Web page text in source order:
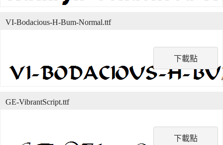
下載點
VI-Bodacious-H-Bum-Normal.ttf
下載點
GE-VibrantScript.ttf